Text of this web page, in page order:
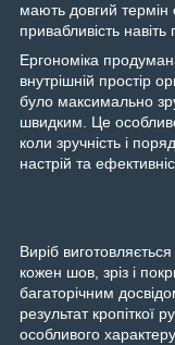
мають довгий термін
привабливість
Ергономіка
внутрішній простір
було максимально
швидким. Це
коли зручність і
настрій та
Виріб
кожен шов, зріз і
багаторічним
результат кропіткої
особливого